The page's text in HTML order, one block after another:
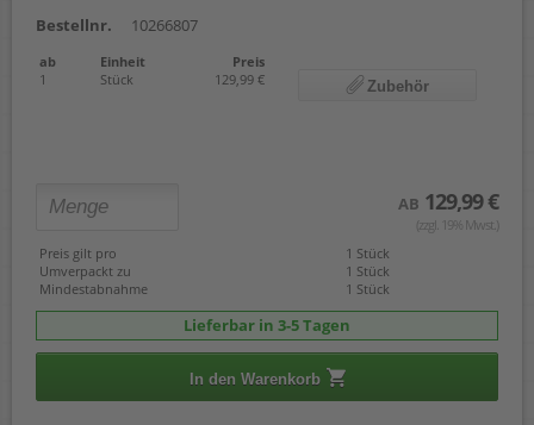
Bestellnr.
10266807
ab Einheit
Preis
1
Stück 129,99 € Zubehör
AB 129,99 €
(zzgl. 19% Mwst.)
Preis gilt pro
1 Stück
Umverpackt zu
1 Stück
Mindestabnahme
1 Stück
Lieferbar in 3-5 Tagen
In den Warenkorb